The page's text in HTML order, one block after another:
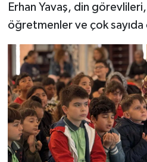
Erhan Yavaş, din
öğretmenler ve çok sayıda
Burdur Müftülüğü
Bursa Müftülüğü
Çanakkale Müftülüğü
Çankırı Müftülüğü
Çorum Müftülüğü
Ekonomi
Duyurular
Podcast
Bilim, Teknoloji
Biyografiler